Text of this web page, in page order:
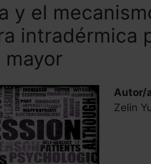
y el
intradérmica
Autor/
Zelin